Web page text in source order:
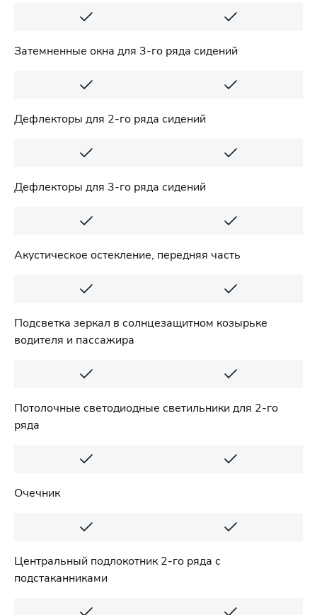
Затемненные окна для 3-го ряда сидений
Дефлекторы для 2-го ряда сидений
Дефлекторы для 3-го ряда сидений
Акустическое остекление, передняя часть
Подсветка зеркал в солнцезащитном козырьке
водителя и пассажира
Потолочные светодиодные светильники для 2-го
ряда
Очечник
Центральный подлокотник 2-го ряда с
подстаканниками